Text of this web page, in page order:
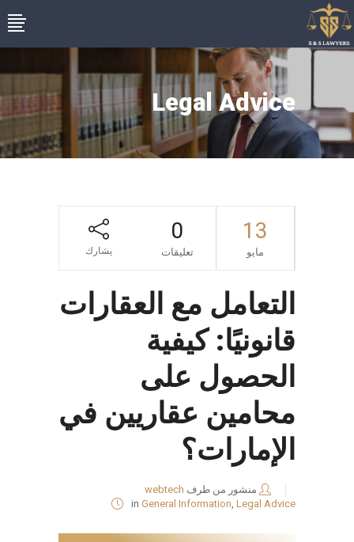
Legal Advice
13
مايو
0
تعليقات يشارك
التعامل مع العقارات
قانونيًا: كيفية
الحصول على
محامين عقاريين في
الإمارات؟
منشور من طرف webtech
in General Information, Legal Advice